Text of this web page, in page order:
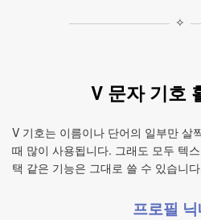
✧
V 문자 기호
V 기호는 이름이나 단어의 일부만 살
때 많이 사용됩니다. 그래도 모두 텍
택 같은 기능은 그대로 쓸 수 있습니
프로필